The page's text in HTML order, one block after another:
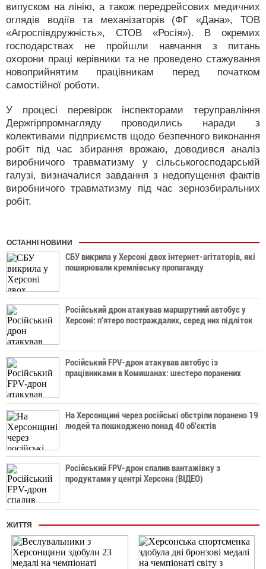
випуском на лінію, а також передрейсових медичних
оглядів водіїв та механізаторів (ФГ «Дана», ТОВ
«Агроспівдружність», СТОВ «Росія»). В окремих
господарствах не пройшли навчання з питань
охорони праці керівники та не проведено стажування
новоприйнятим працівникам перед початком
самостійної роботи.
У процесі перевірок інспекторами теруправління
Держгірпромнагляду проводились наради з
колективами підприємств щодо безпечного виконання
робіт під час збирання врожаю, доводився аналіз
виробничого травматизму у сільськогосподарській
галузі, визначалися завдання з недопущення фактів
виробничого травматизму під час зернозбиральних
робіт.
ОСТАННІ НОВИНИ
СБУ викрила у Херсоні двох інтернет-агітаторів, які
поширювали кремлівську пропаганду
Російський дрон атакував маршрутний автобус у
Херсоні: п'ятеро постраждалих, серед них підліток
Російський FPV-дрон атакував автобус із
працівниками в Комишанах: шестеро поранених
На Херсонщині через російські обстріли поранено 19
людей та пошкоджено понад 40 об'єктів
Російський FPV-дрон спалив вантажівку з
продуктами у центрі Херсона (ВІДЕО)
ЖИТТЯ